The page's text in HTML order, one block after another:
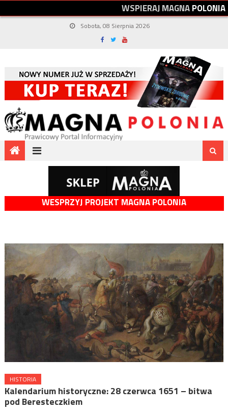
WSPIERAJMAGNAPOLONIA
Sobota, 08 Sierpnia 2026
WESPRZYJ PROJEKT MAGNA POLONIA
HISTORIA
Kalendarium historyczne: 28 czerwca 1651 – bitwa
pod Beresteczkiem